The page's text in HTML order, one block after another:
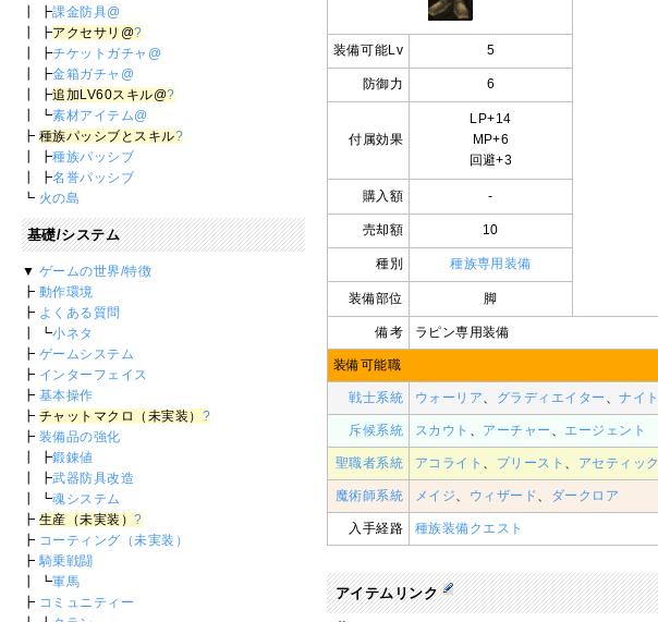
装備可能Lv 5
防御力 6
付属効果
LP+14
MP+6
回避+3
購入額 -
売却額 10
種別 種族専用装備
装備部位 脚
備考 ラピン専用装備
装備可能職
戦士系統 ウォーリア、 グラディエイター 、ナイト
斥候系統 スカウト 、 アーチャー 、 エージェント
聖職者系統 アコライト 、 プリースト 、 アセティック
魔術師系統 メイジ、 ウィザード、 ダークロア
入手経路 種族装備クエスト
アイテムリンク
┃ ┣課金防具@
┃ ┣アクセサリ@?
┃ ┣チケットガチャ@
┃ ┣金箱ガチャ@
┃ ┣追加LV60スキル@?
┃ ┗素材アイテム@
┣ 種族パッシブとスキル?
┃ ┣種族パッシブ
┃ ┣名誉パッシブ
┗ 火の島
基礎/システム
▼ ゲームの世界/特徴
┣ 動作環境
┣ よくある質問
┃ ┗小ネタ
┣ ゲームシステム
┣ インターフェイス
┣ 基本操作
┣ チャットマクロ（未実装） ?
┣ 装備品の強化
┃ ┣鍛錬値
┃ ┣武器防具改造
┃ ┗魂システム
┣ 生産（未実装）?
┣ コーティング（未実装）
┣ 騎乗戦闘
┃ ┗軍馬
┣ コミュニティー